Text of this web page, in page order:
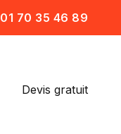
01 70 35 46 89
Devis gratuit